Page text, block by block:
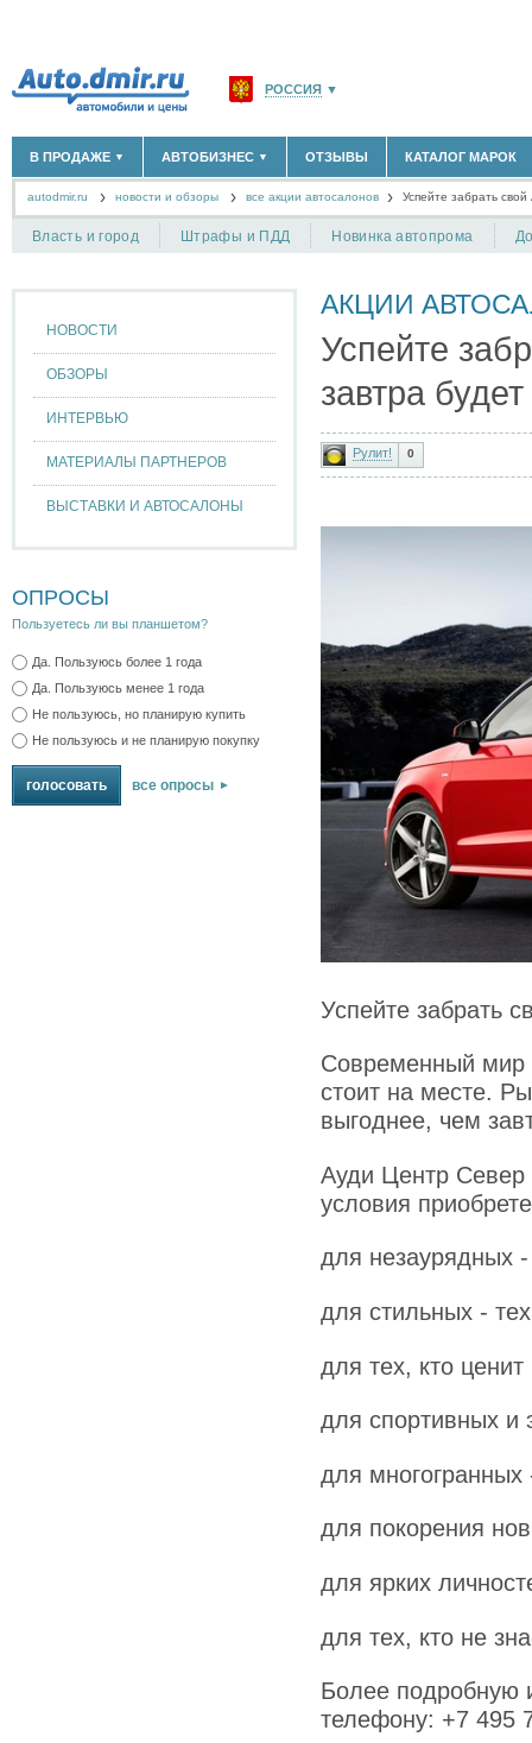
РОССИЯ ▼
САНКТ-ПЕТЕРБУРГ И ОБЛАСТЬ(14298)
КРАСНОДАРСКИЙ КРАЙ(5619)
КРЫМ РЕСПУБЛИКА(412)
СПИСОК ВСЕХ РЕГИОНОВ
В ПРОДАЖЕ ▼
НОВЫЕ АВТОМОБИЛИ(30122)
АВТОМОБИЛИ С ПРОБЕГОМ
АВТОБИЗНЕС ▼
ОФИЦИАЛЬНЫЕ ДИЛЕРЫ(1347)
ТАКСИ(278)
+ ДОБАВИТЬ КОМПАНИЮ
ОТЗЫВЫ КАТАЛОГ МАРОК
autodmir.ru новости и обзоры все акции автосалонов Успейте забрать
Власть и город Штрафы и ПДД Новинка автопрома
НОВОСТИ
ОБЗОРЫ
ИНТЕРВЬЮ
МАТЕРИАЛЫ ПАРТНЕРОВ
ВЫСТАВКИ И АВТОСАЛОНЫ
ОПРОСЫ
Пользуетесь ли вы планшетом?
Да. Пользуюсь более 1 года
Да. Пользуюсь менее 1 года
Не пользуюсь, но планирую купить
Не пользуюсь и не планирую покупку
все опросы
АКЦИИ
Успейте
завтра
Рулит! 0
Успейте забрать
Современный мир
стоит на месте.
выгоднее, чем
Ауди Центр Север
условия
для незаурядных
для стильных -
для тех, кто
для спортивных и
для многогранных
для покорения
для ярких
для тех, кто не
Более подробную
телефону: +7 495